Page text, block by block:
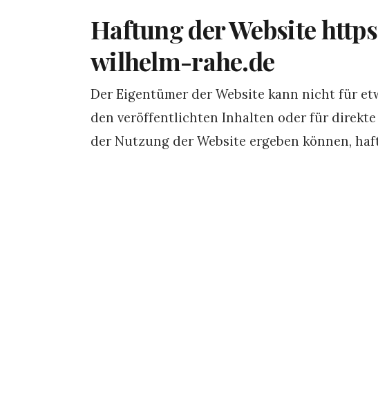
Haftung der Website
wilhelm-rahe.de
Der Eigentümer der Website kann nicht für
den veröffentlichten Inhalten oder für
der Nutzung der Website ergeben können,